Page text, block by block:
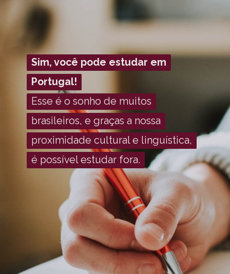
Sim, você pode estudar em
Portugal!
Esse é o sonho de muitos
brasileiros, e graças a nossa
proximidade cultural e linguística,
é possível estudar fora.
Sim, você pode estudar em
Portugal!
Esse é o sonho de muitos
brasileiros, e graças a nossa
proximidade cultural e linguística,
é possível estudar fora.